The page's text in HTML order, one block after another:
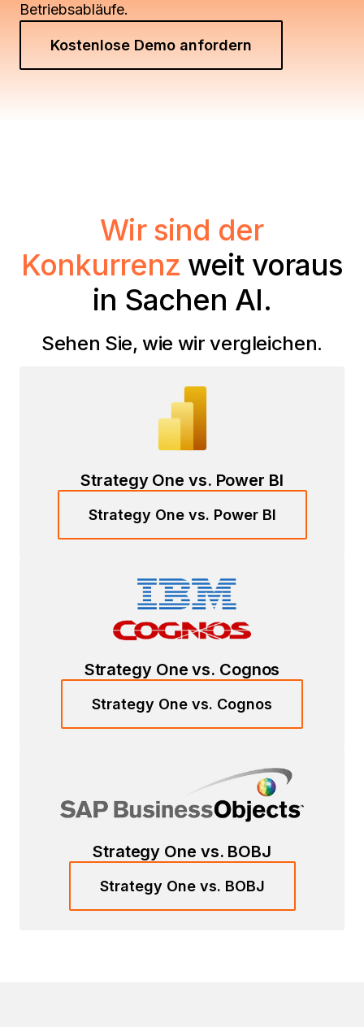
Betriebsabläufe.
Kostenlose Demo anfordern
Wir sind der
Konkurrenz weit voraus
in Sachen AI.
Sehen Sie, wie wir vergleichen.
Strategy One vs. Power BI
Strategy One vs. Power BI
Strategy One vs. Cognos
Strategy One vs. Cognos
Strategy One vs. BOBJ
Strategy One vs. BOBJ